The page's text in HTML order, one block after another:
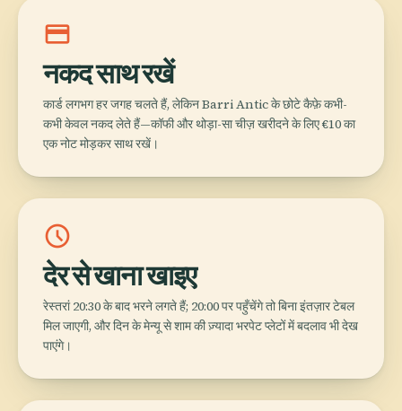
credit_card
नकद साथ रखें
कार्ड लगभग हर जगह चलते हैं, लेकिन Barri Antic के छोटे कैफ़े कभी-
कभी केवल नकद लेते हैं—कॉफी और थोड़ा-सा चीज़ खरीदने के लिए €10 का
एक नोट मोड़कर साथ रखें।
schedule
देर से खाना खाइए
रेस्तरां 20:30 के बाद भरने लगते हैं; 20:00 पर पहुँचेंगे तो बिना इंतज़ार टेबल
मिल जाएगी, और दिन के मेन्यू से शाम की ज़्यादा भरपेट प्लेटों में बदलाव भी देख
पाएंगे।